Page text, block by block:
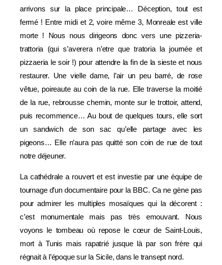
arrivons sur la place principale… Déception, tout est
fermé ! Entre midi et 2, voire même 3, Monreale est ville
morte ! Nous nous dirigeons donc vers une pizzeria-
trattoria (qui s’averera n’etre que tratoria la journée et
pizzaeria le soir !) pour attendre la fin de la sieste et nous
restaurer. Une vielle dame, l’air un peu barré, de rose
vêtue, poireaute au coin de la rue. Elle traverse la moitié
de la rue, rebrousse chemin, monte sur le trottoir, attend,
puis recommence… Au bout de quelques tours, elle sort
un sandwich de son sac qu’elle partage avec les
pigeons… Elle n’aura pas quitté son coin de rue de tout
notre déjeuner.
La cathédrale a rouvert et est investie par une équipe de
tournage d’un documentaire pour la BBC. Ca ne gène pas
pour admirer les multiples mosaïques qui la décorent :
c’est monumentale mais pas très emouvant. Nous
voyons le tombeau où repose le cœur de Saint-Louis,
mort à Tunis mais rapatrié jusque là par son frère qui
régnait à l’époque sur la Sicile, dans le transept nord.